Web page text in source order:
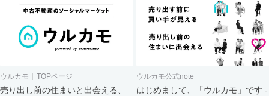
ウルカモ｜TOPページ
売り出し前の住まいと出会える、
ウルカモ公式note
はじめまして、「ウルカモ」です -